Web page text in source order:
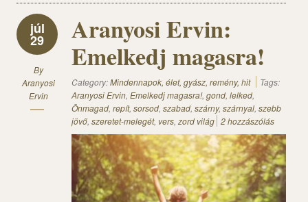
júl
29
By
Aranyosi
Ervin
Aranyosi Ervin:
Emelkedj magasra!
Category:Mindennapok, élet, gyász, remény, hit
Tags:
Aranyosi Ervin, Emelkedj magasra!, gond, lelked,
Önmagad, repít, sorsod, szabad, szárny, szárnyal, szebb
jövő, szeretet-melegét, vers, zord világ 2 hozzászólás